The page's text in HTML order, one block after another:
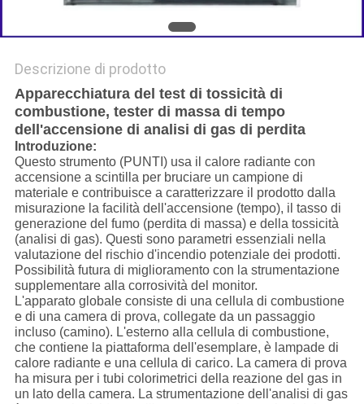
Descrizione di prodotto
Apparecchiatura del test di tossicità di
combustione, tester di massa di tempo
dell'accensione di analisi di gas di perdita
Introduzione:
Questo strumento (PUNTI) usa il calore radiante con
accensione a scintilla per bruciare un campione di
materiale e contribuisce a caratterizzare il prodotto dalla
misurazione la facilità dell'accensione (tempo), il tasso di
generazione del fumo (perdita di massa) e della tossicità
(analisi di gas). Questi sono parametri essenziali nella
valutazione del rischio d'incendio potenziale dei prodotti.
Possibilità futura di miglioramento con la strumentazione
supplementare alla corrosività del monitor.
L'apparato globale consiste di una cellula di combustione
e di una camera di prova, collegate da un passaggio
incluso (camino). L'esterno alla cellula di combustione,
che contiene la piattaforma dell'esemplare, è lampade di
calore radiante e una cellula di carico. La camera di prova
ha misura per i tubi colorimetrici della reazione del gas in
un lato della camera. La strumentazione dell'analisi di gas